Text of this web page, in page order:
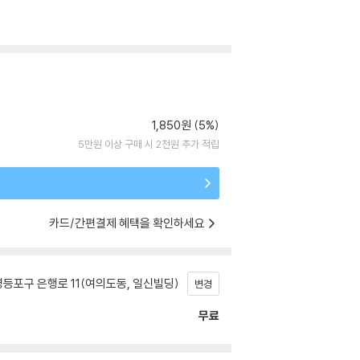
1,850원 (5%)
5만원 이상 구매 시 2천원 추가 적립
카드/간편결제 혜택을 확인하세요
포구 은행로 11(여의도동, 일신빌딩) 변경
무료